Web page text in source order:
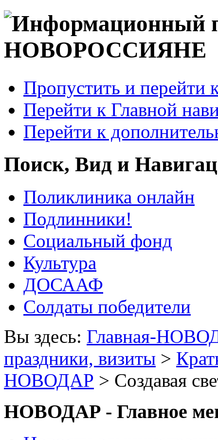
Пропустить и перейти
Перейти к Главной
Перейти к
Поиск, Вид и
Поликлиника онлайн
Подлинники!
Социальный фонд
Культура
ДОСААФ
Солдаты победители
Вы здесь: Главная-
праздники, визиты >
НОВОДАР > Создавая
НОВОДАР - Главное